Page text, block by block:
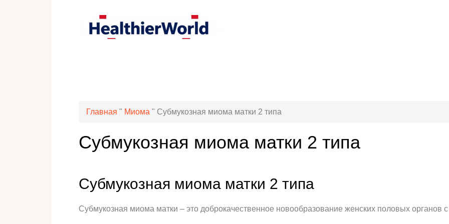
Главная " Миома " Субмукозная миома матки 2 типа
Субмукозная миома матки 2 типа
Субмукозная миома матки 2 типа
Субмукозная миома матки – это доброкачественное новообразование женских половых органов